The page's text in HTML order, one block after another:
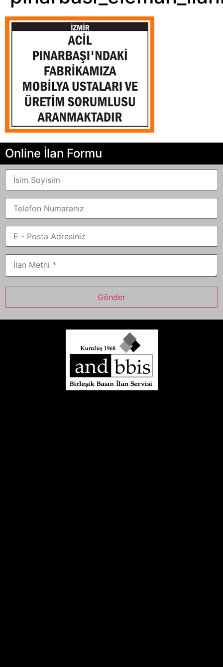
Online İlan Formu